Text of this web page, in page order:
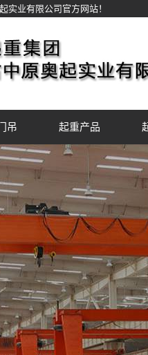
实业有限公司官方网站！
吊 起重产品